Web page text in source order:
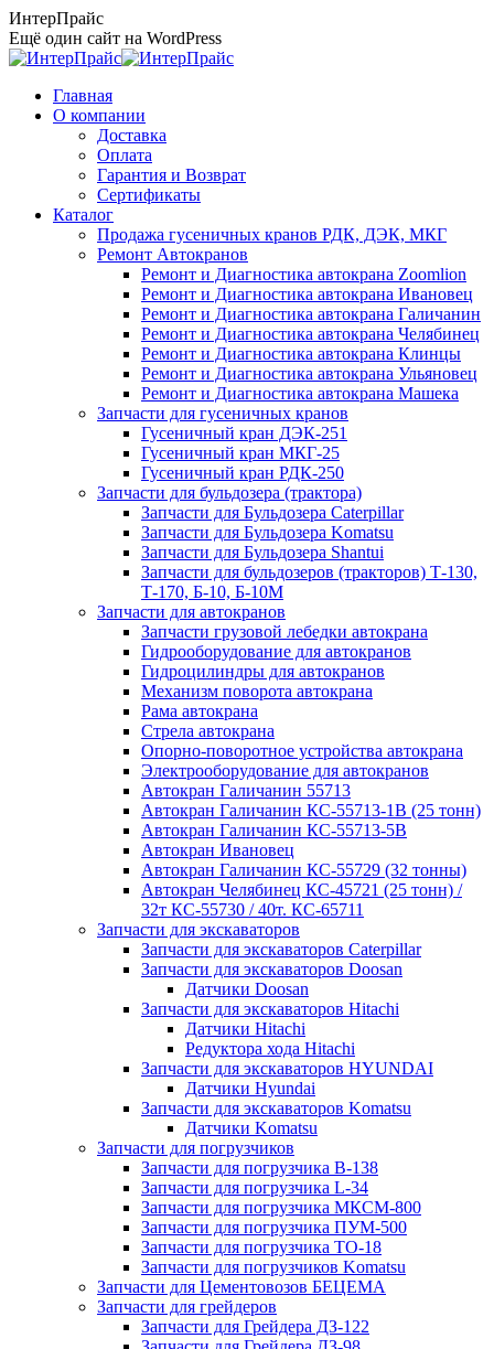
Перейти
к
содержанию
ИнтерПрайс
Ещё один сайт на WordPress
Главная
О компании
Доставка
Оплата
Гарантия и Возврат
Сертификаты
Каталог
Продажа гусеничных кранов РДК, ДЭК, МКГ
Ремонт Автокранов
Ремонт и Диагностика автокрана Zoomlion
Ремонт и Диагностика автокрана Ивановец
Ремонт и Диагностика автокрана Галичанин
Ремонт и Диагностика автокрана Челябинец
Ремонт и Диагностика автокрана Клинцы
Ремонт и Диагностика автокрана Ульяновец
Ремонт и Диагностика автокрана Машека
Запчасти для гусеничных кранов
Гусеничный кран ДЭК-251
Гусеничный кран МКГ-25
Гусеничный кран РДК-250
Запчасти для бульдозера (трактора)
Запчасти для Бульдозера Caterpillar
Запчасти для Бульдозера Komatsu
Запчасти для Бульдозера Shantui
Запчасти для бульдозеров (тракторов) Т-130,
Т-170, Б-10, Б-10М
Запчасти для автокранов
Запчасти грузовой лебедки автокрана
Гидрооборудование для автокранов
Гидроцилиндры для автокранов
Механизм поворота автокрана
Рама автокрана
Стрела автокрана
Опорно-поворотное устройства автокрана
Электрооборудование для автокранов
Автокран Галичанин 55713
Автокран Галичанин КС-55713-1В (25 тонн)
Автокран Галичанин КС-55713-5В
Автокран Ивановец
Автокран Галичанин КС-55729 (32 тонны)
Автокран Челябинец КС-45721 (25 тонн) /
32т КС-55730 / 40т. КС-65711
Запчасти для экскаваторов
Запчасти для экскаваторов Caterpillar
Запчасти для экскаваторов Doosan
Датчики Doosan
Запчасти для экскаваторов Hitachi
Датчики Hitachi
Редуктора хода Hitachi
Запчасти для экскаваторов HYUNDAI
Датчики Hyundai
Запчасти для экскаваторов Komatsu
Датчики Komatsu
Запчасти для погрузчиков
Запчасти для погрузчика B-138
Запчасти для погрузчика L-34
Запчасти для погрузчика МКСМ-800
Запчасти для погрузчика ПУМ-500
Запчасти для погрузчика ТО-18
Запчасти для погрузчиков Komatsu
Запчасти для Цементовозов БЕЦЕМА
Запчасти для грейдеров
Запчасти для Грейдера ДЗ-122